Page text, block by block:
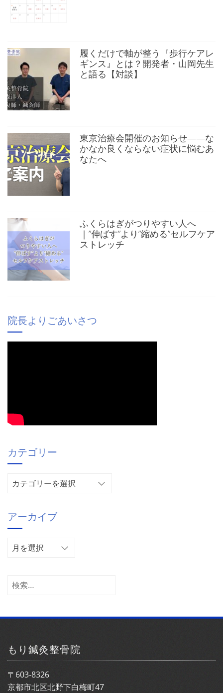
履くだけで軸が整う『歩行ケアレ
ギンス』とは？開発者・山岡先生
と語る【対談】
東京治療会開催のお知らせ——な
かなか良くならない症状に悩むあ
なたへ
ふくらはぎがつりやすい人へ
｜”伸ばす”より”縮める”セルフケア
ストレッチ
院長よりごあいさつ
カテゴリー
リ
ー
アーカイブ
ア
イ
検
もり鍼灸整骨院
〒603-8326
京都市北区北野下白梅町47